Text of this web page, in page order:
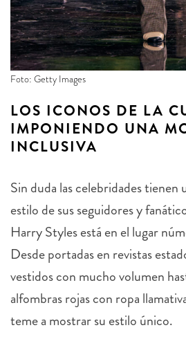
Foto: Getty Images
LOS ICONOS DE LA
IMPONIENDO UNA
INCLUSIVA
Sin duda las celebridades tienen
estilo de sus seguidores y
Harry Styles está en el lugar
Desde portadas en revistas
vestidos con mucho volumen
alfombras rojas con ropa
teme a mostrar su estilo único.